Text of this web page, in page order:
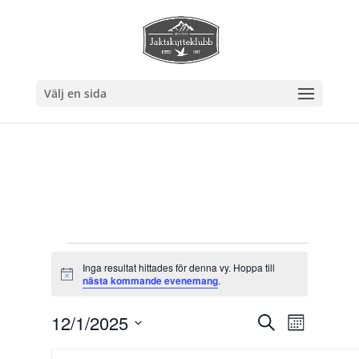
Välj en sida
Evenemang
Notis
Inga resultat hittades för denna vy. Hoppa till
nästa kommande evenemang.
Sök Månad
12/1/2025